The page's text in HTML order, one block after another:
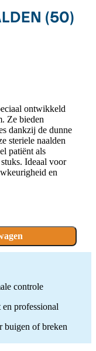
(50)
ontwikkeld
Ze bieden
dankzij de dunne
steriele naalden
patiënt als
Ideaal voor
en
controle
professional
buigen of breken